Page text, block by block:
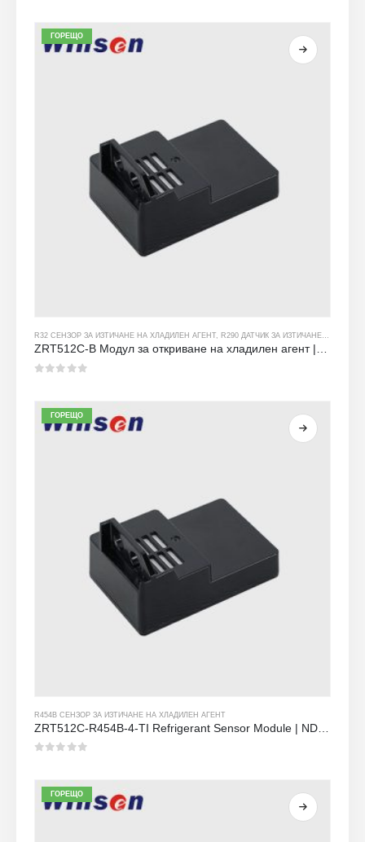
ГОРЕЩО
R32 СЕНЗОР ЗА ИЗТИЧАНЕ НА ХЛАДИЛЕН АГЕНТ, R290 ДАТЧИК ЗА ИЗТИЧАНЕ НА ХЛАДИЛЕН АГЕНТ
ZRT512C-B Модул за откриване на хладилен агент | Ниско напрежение NDIR газов сензор за R32, R454B, R290
ГОРЕЩО
R454B СЕНЗОР ЗА ИЗТИЧАНЕ НА ХЛАДИЛЕН АГЕНТ
ГОРЕЩО